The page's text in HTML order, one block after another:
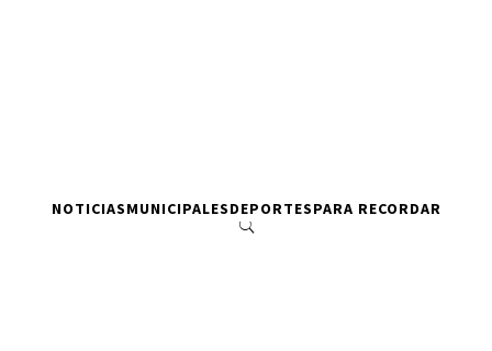
NOTICIASMUNICIPALESDEPORTESPARA RECORDAR